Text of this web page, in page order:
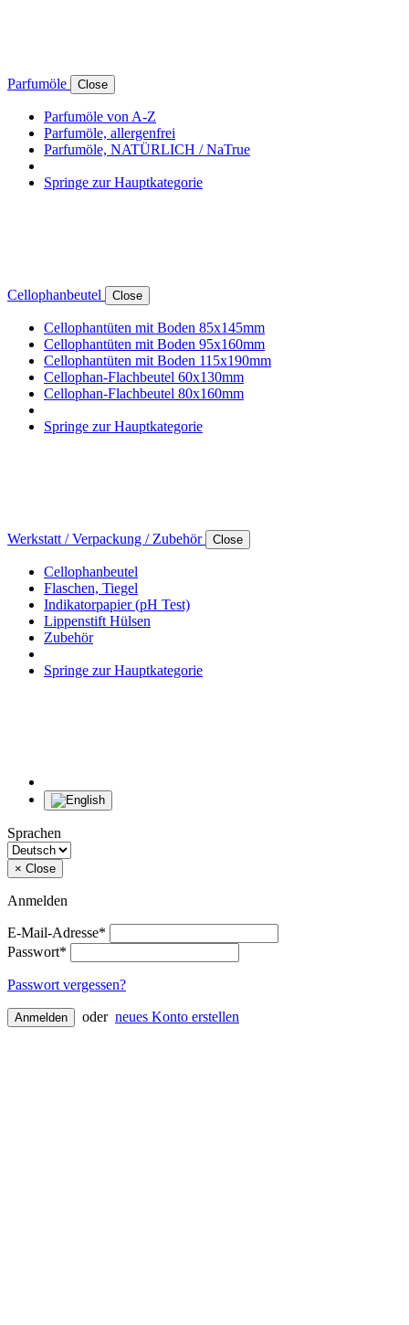
Parfumöle Close
Parfumöle von A-Z
Parfumöle, allergenfrei
Parfumöle, NATÜRLICH / NaTrue
Springe zur Hauptkategorie
Cellophanbeutel Close
Cellophantüten mit Boden 85x145mm
Cellophantüten mit Boden 95x160mm
Cellophantüten mit Boden 115x190mm
Cellophan-Flachbeutel 60x130mm
Cellophan-Flachbeutel 80x160mm
Springe zur Hauptkategorie
Werkstatt / Verpackung / Zubehör Close
Cellophanbeutel
Flaschen, Tiegel
Indikatorpapier (pH Test)
Lippenstift Hülsen
Zubehör
Springe zur Hauptkategorie
Sprachen
× Close
Anmelden
E-Mail-Adresse*
Passwort*
Passwort vergessen?
Anmelden oder neues Konto erstellen